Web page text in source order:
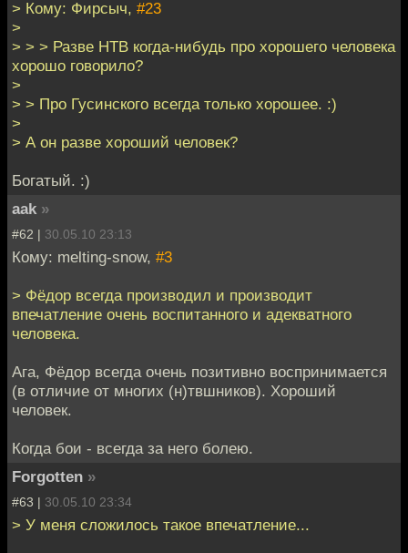
> Кому: Фирсыч, #23
>
> > > Разве НТВ когда-нибудь про хорошего человека
хорошо говорило?
>
> > Про Гусинского всегда только хорошее. :)
>
> А он разве хороший человек?
Богатый. :)
aak »
#62 | 30.05.10 23:13
Кому: melting-snow, #3
> Фёдор всегда производил и производит
впечатление очень воспитанного и адекватного
человека.
Ага, Фёдор всегда очень позитивно воспринимается
(в отличие от многих (н)твшников). Хороший
человек.
Когда бои - всегда за него болею.
Forgotten »
#63 | 30.05.10 23:34
> У меня сложилось такое впечатление...